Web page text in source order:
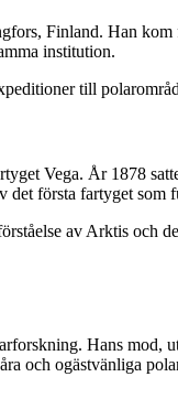
Finland. Han
institution.
till
Vega. År 1878
första fartyget som
av Arktis och
Hans mod,
och ogästvänliga